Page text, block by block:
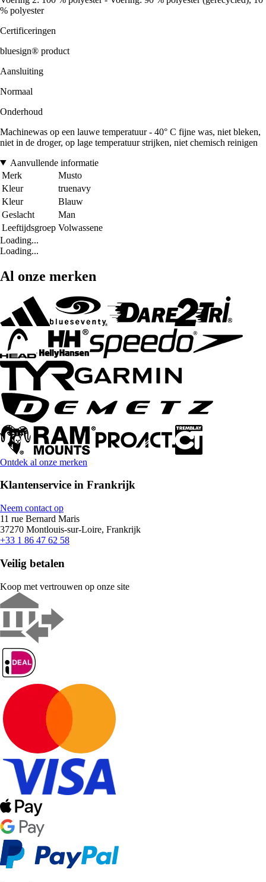
% polyester
Certificeringen
bluesign® product
Aansluiting
Normaal
Onderhoud
Machinewas op een lauwe temperatuur - 40° C fijne was, niet bleken,
niet in de droger, op lage temperatuur strijken, niet chemisch reinigen
Aanvullende informatie
Merk
Musto
Kleur
truenavy
Kleur
Blauw
Geslacht
Man
Leeftijdsgroep Volwassene
Loading...
Loading...
Al onze merken
Ontdek al onze merken
Klantenservice in Frankrijk
Neem contact op
11 rue Bernard Maris
37270 Montlouis-sur-Loire, Frankrijk
+33 1 86 47 62 58
Veilig betalen
Koop met vertrouwen op onze site